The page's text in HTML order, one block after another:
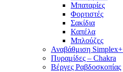
Μπαταρίες
Φορτιστές
Σακίδια
Καπέλα
Μπλούζες
Αναβάθμιση
Πυραμίδες – Chakra
Βέργες Ραβδοσκοπίας